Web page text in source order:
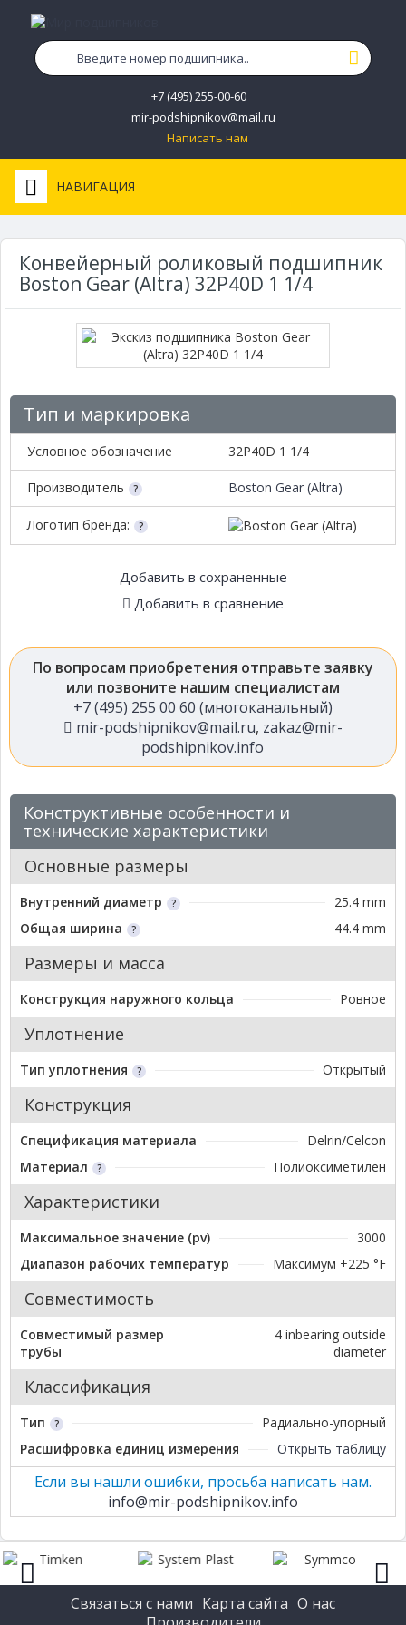
+7 (495) 255-00-60
mir-podshipnikov@mail.ru
Написать нам
НАВИГАЦИЯ
Конвейерный роликовый подшипник
Boston Gear (Altra) 32P40D 1 1/4
Тип и маркировка
Условное обозначение 32P40D 1 1/4
Производитель Boston Gear (Altra)
Логотип бренда:
Добавить в сохраненные
Добавить в сравнение
По вопросам приобретения отправьте заявку
или позвоните нашим специалистам
+7 (495) 255 00 60 (многоканальный)
mir-podshipnikov@mail.ru, zakaz@mir-
podshipnikov.info
Конструктивные особенности и
технические характеристики
Основные размеры
Внутренний диаметр
25.4 mm
Общая ширина
44.4 mm
Размеры и масса
Конструкция наружного кольца Ровное
Уплотнение
Тип уплотнения Открытый
Конструкция
Спецификация материала
Delrin/Celcon
Материал
Полиоксиметилен
Характеристики
Максимальное значение (pv)
3000
Диапазон рабочих температур
Максимум +225 °F
Совместимость
Совместимый размер
трубы
4 inbearing outside
diameter
Классификация
Тип
Радиально-упорный
Расшифровка единиц измерения
Открыть таблицу
Если вы нашли ошибки, просьба написать нам.
info@mir-podshipnikov.info
Связаться с нами Карта сайта О нас